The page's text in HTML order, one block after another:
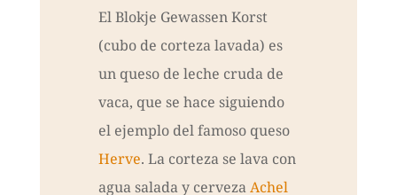
El Blokje Gewassen Korst
(cubo de corteza lavada) es
un queso de leche cruda de
vaca, que se hace siguiendo
el ejemplo del famoso queso
Herve. La corteza se lava con
agua salada y cervezaAchel